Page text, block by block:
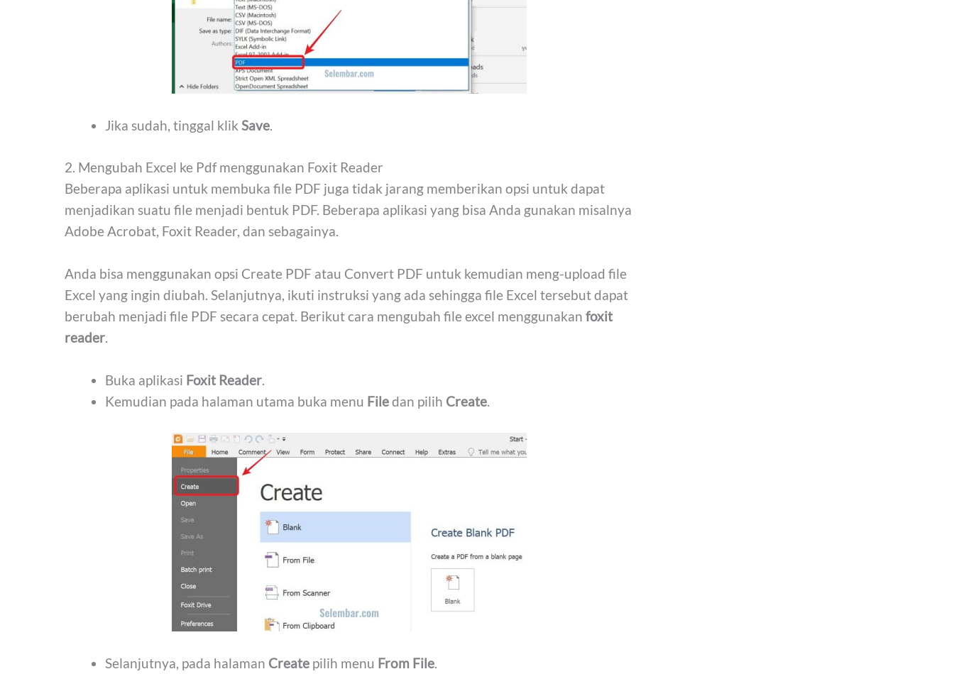
Jika sudah, tinggal klik Save.
2. Mengubah Excel ke Pdf menggunakan Foxit Reader
Beberapa aplikasi untuk membuka file PDF juga tidak jarang memberikan opsi untuk dapat
menjadikan suatu file menjadi bentuk PDF. Beberapa aplikasi yang bisa Anda gunakan misalnya
Adobe Acrobat, Foxit Reader, dan sebagainya.
Anda bisa menggunakan opsi Create PDF atau Convert PDF untuk kemudian meng-upload file
Excel yang ingin diubah. Selanjutnya, ikuti instruksi yang ada sehingga file Excel tersebut dapat
berubah menjadi file PDF secara cepat. Berikut cara mengubah file excel menggunakan foxit
reader.
Buka aplikasi Foxit Reader.
Kemudian pada halaman utama buka menu Filedan pilih Create.
Selanjutnya, pada halaman Create pilih menu From File.